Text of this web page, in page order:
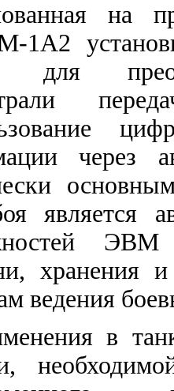
на
1А2
для
через
является
ЭВМ
хранения
ведения
в